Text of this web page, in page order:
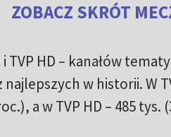
ZOBACZ SKRÓT
i TVP HD – kanałów
najlepszych w historii. W
a w TVP HD – 485 tys.